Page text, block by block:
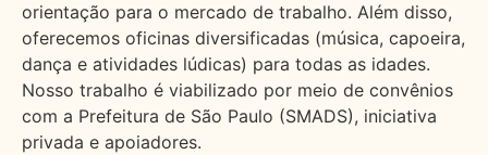
orientação para o mercado de trabalho. Além disso,
oferecemos oficinas diversificadas (música, capoeira,
dança e atividades lúdicas) para todas as idades.
Nosso trabalho é viabilizado por meio de convênios
com a Prefeitura de São Paulo (SMADS), iniciativa
privada e apoiadores.